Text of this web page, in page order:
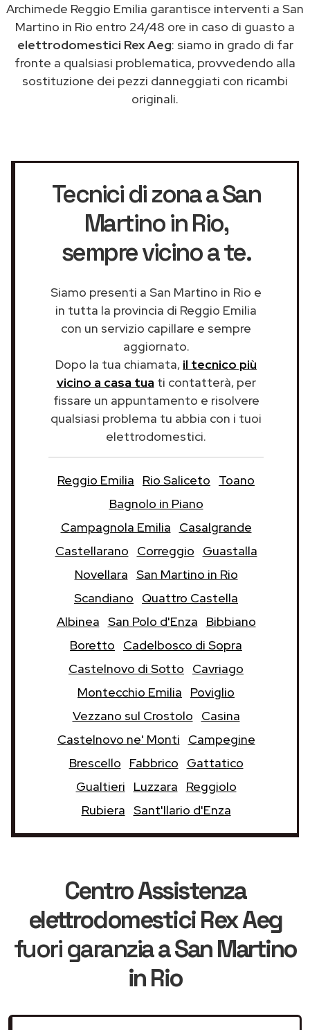
Archimede Reggio Emilia garantisce interventi a San
Martino in Rio entro 24/48 ore in caso di guasto a
elettrodomestici Rex Aeg: siamo in grado di far
fronte a qualsiasi problematica, provvedendo alla
sostituzione dei pezzi danneggiati con ricambi
originali.
Tecnici di zona a San
Martino in Rio,
sempre vicino a te.
Siamo presenti a San Martino in Rio e
in tutta la provincia di Reggio Emilia
con un servizio capillare e sempre
aggiornato.
Dopo la tua chiamata, il tecnico più
vicino a casa tua ti contatterà, per
fissare un appuntamento e risolvere
qualsiasi problema tu abbia con i tuoi
elettrodomestici.
Reggio Emilia Rio Saliceto
Toano
Bagnolo in Piano
Campagnola Emilia
Casalgrande
Castellarano
Correggio
Guastalla
Novellara San Martino in Rio
Scandiano
Quattro Castella
Albinea San Polo d'Enza
Bibbiano
Boretto
Cadelbosco di Sopra
Castelnovo di Sotto
Cavriago
Montecchio Emilia
Poviglio
Vezzano sul Crostolo
Casina
Castelnovo ne' Monti
Campegine
Brescello
Fabbrico
Gattatico
Gualtieri
Luzzara
Reggiolo
Rubiera Sant'Ilario d'Enza
Centro Assistenza
elettrodomestici Rex Aeg
fuori garanziaa San Martino
in Rio